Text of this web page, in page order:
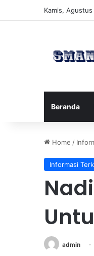
Kamis,
Beranda
Home /
Informasi
admin